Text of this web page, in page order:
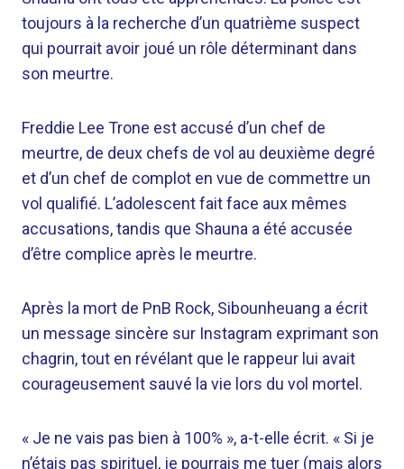
toujours à la recherche d’un quatrième suspect
qui pourrait avoir joué un rôle déterminant dans
son meurtre.
Freddie Lee Trone est accusé d’un chef de
meurtre, de deux chefs de vol au deuxième degré
et d’un chef de complot en vue de commettre un
vol qualifié. L’adolescent fait face aux mêmes
accusations, tandis que Shauna a été accusée
d’être complice après le meurtre.
Après la mort de PnB Rock, Sibounheuang a écrit
un message sincère sur Instagram exprimant son
chagrin, tout en révélant que le rappeur lui avait
courageusement sauvé la vie lors du vol mortel.
« Je ne vais pas bien à 100% », a-t-elle écrit. « Si je
n’étais pas spirituel, je pourrais me tuer (mais alors